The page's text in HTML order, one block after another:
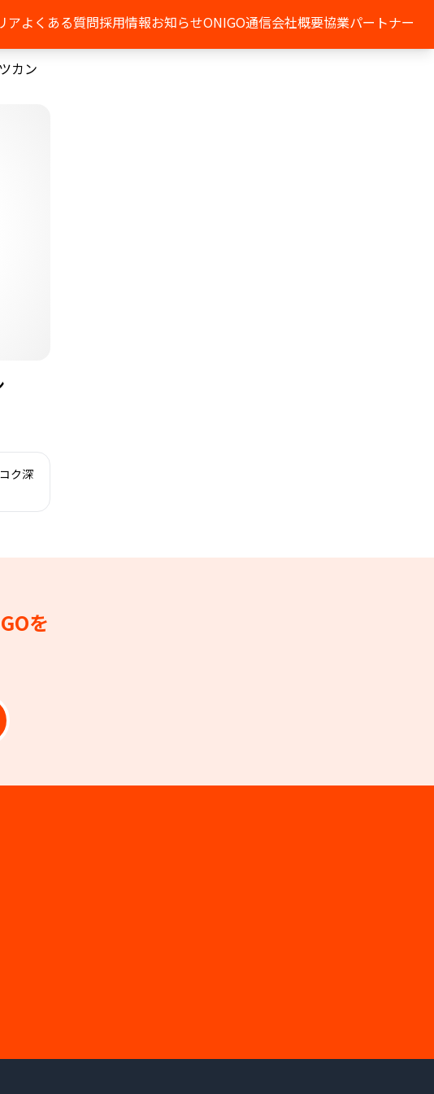
アよくある質問採用情報お知らせONIGO通信会社概要協業パートナー
カン
ク深
を